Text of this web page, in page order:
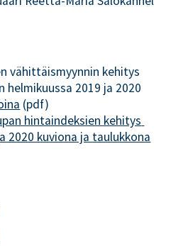
vähittäismyynnin kehitys
2019 ja 2020
(pdf)
hintaindeksien kehitys
2020 kuviona ja taulukkona